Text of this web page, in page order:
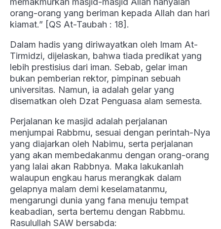
orang-orang yang beriman kepada Allah dan hari
kiamat.” [QS At-Taubah : 18].
Dalam hadis yang diriwayatkan oleh Imam At-
Tirmidzi, dijelaskan, bahwa tiada predikat yang
lebih prestisius dari iman. Sebab, gelar iman
bukan pemberian rektor, pimpinan sebuah
universitas. Namun, ia adalah gelar yang
disematkan oleh Dzat Penguasa alam semesta.
Perjalanan ke masjid adalah perjalanan
menjumpai Rabbmu, sesuai dengan perintah-Nya
yang diajarkan oleh Nabimu, serta perjalanan
yang akan membedakanmu dengan orang-orang
yang lalai akan Rabbnya. Maka lakukanlah
walaupun engkau harus merangkak dalam
gelapnya malam demi keselamatanmu,
mengarungi dunia yang fana menuju tempat
keabadian, serta bertemu dengan Rabbmu.
Rasulullah SAW bersabda: